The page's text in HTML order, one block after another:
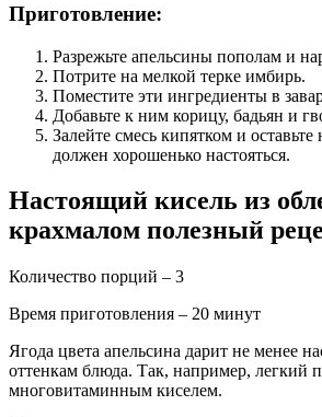
Приготовление:
Разрежьте апельсины пополам и
Потрите на мелкой терке имбирь.
Поместите эти ингредиенты в
Добавьте к ним корицу, бадьян и
Залейте смесь кипятком и
должен хорошенько настояться.
Настоящий кисель из
крахмалом полезный
Количество порций – 3
Время приготовления – 20 минут
Ягода цвета апельсина дарит не менее
оттенкам блюда. Так, например, легкий
многовитаминным киселем.